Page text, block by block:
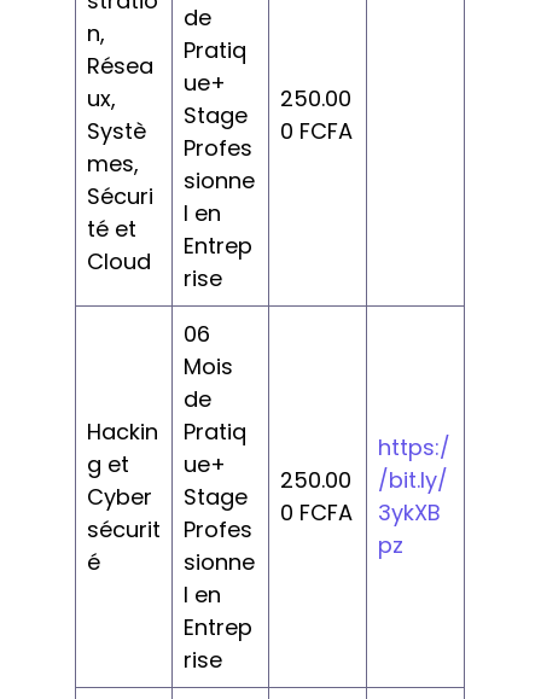
n,
Résea
ux,
Systè
mes,
Sécuri
té et
Cloud
de
Pratiq
ue+
Stage
Profes
sionne
l en
Entrep
rise
250.00
0 FCFA
Hackin
g et
Cyber
sécurit
é
06
Mois
de
Pratiq
ue+
Stage
Profes
sionne
l en
Entrep
rise
250.00
0 FCFA
https:/
/bit.ly/
3ykXB
pz